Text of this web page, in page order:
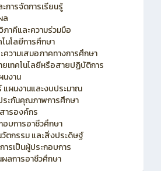
ารจัดการเรียนรู้
ล
ภาคีและความร่วมมือ
นโลยีการศึกษา
วามเสมอภาคทางการศึกษา
ทคโนโลยีหรือสายปฏิบัติการ
นงาน
ผนงานและงบประมาณ
ระกันคุณภาพการศึกษา
ารองค์กร
อบการอาชีวศึกษา
ตกรรม และสิ่งประดิษฐ์
ารเป็นผู้ประกอบการ
ผลการอาชีวศึกษา